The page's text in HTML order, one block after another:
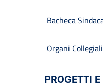
Bacheca
Organi Collegiali
PROGETTI